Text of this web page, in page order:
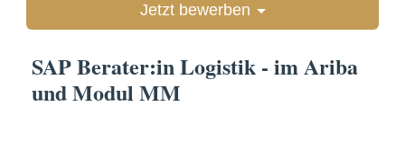
Jetzt bewerben
SAP Berater:in Logistik - im Ariba
und Modul MM